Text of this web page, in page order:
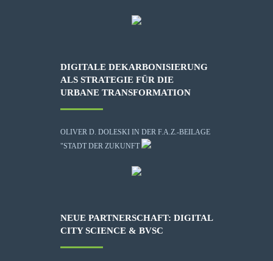
DIGITALE DEKARBONISIERUNG
ALS STRATEGIE FÜR DIE
URBANE TRANSFORMATION
OLIVER D. DOLESKI IN DER F.A.Z.-BEILAGE
"STADT DER ZUKUNFT
NEUE PARTNERSCHAFT: DIGITAL
CITY SCIENCE & BVSC